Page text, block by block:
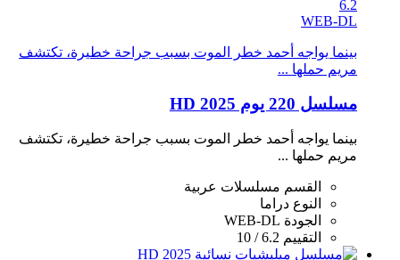
6.2
WEB-DL
بينما يواجه أحمد خطر الموت بسبب جراحة خطيرة، تكتشف
مريم حملها ...
مسلسل 220 يوم 2025 HD
بينما يواجه أحمد خطر الموت بسبب جراحة خطيرة، تكتشف
مريم حملها ...
القسم مسلسلات عربية
النوع دراما
الجودة WEB-DL
التقييم 6.2 / 10